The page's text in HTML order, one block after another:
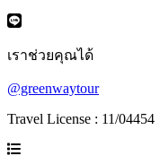
เราช่วยคุณได้
@greenwaytour
Travel License : 11/04454